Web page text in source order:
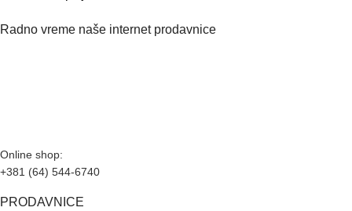
Radno vreme naše internet prodavnice
Online shop:
+381 (64) 544-6740
PRODAVNICE